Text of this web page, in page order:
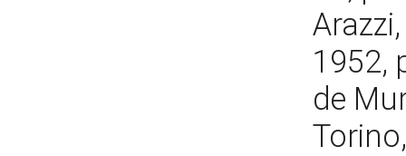
1952,
de